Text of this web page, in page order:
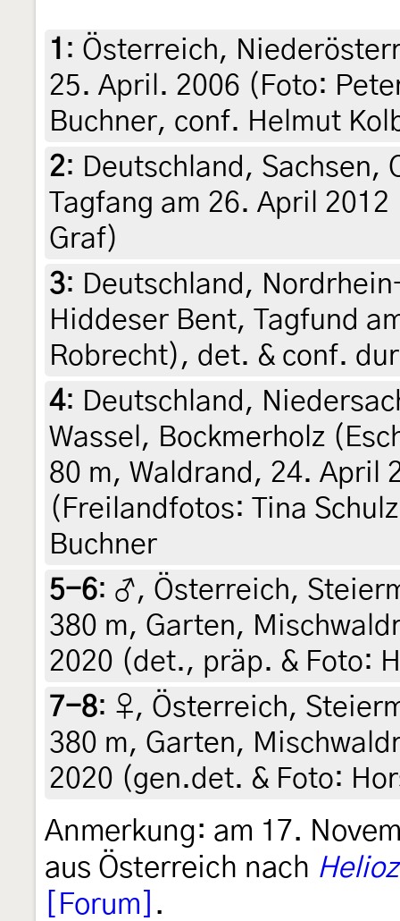
1 : Österreich,
25. April. 2006 (Foto:
Buchner, conf. Helmut
2: Deutschland, Sachsen,
Tagfang am 26. April
Graf)
3: Deutschland,
Hiddeser Bent, Tagfund
Robrecht), det. & conf.
4: Deutschland,
Wassel, Bockmerholz
80 m, Waldrand, 24. April
(Freilandfotos: Tina
Buchner
5-6: ♂, Österreich,
380 m, Garten,
2020 (det., präp. & Foto:
7-8: ♀, Österreich,
380 m, Garten,
2020 (gen.det. & Foto:
Anmerkung: am 17.
aus Österreich nach
[Forum] .